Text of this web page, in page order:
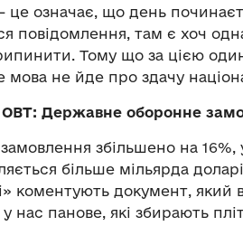
це означає, що день
повідомлення, там є хоч
Тому що за цією
не йде про здачу
ОВТ: Державне оборонне
збільшено на 16%,
більше мільярда
коментують документ, який
нас панове, які збирають